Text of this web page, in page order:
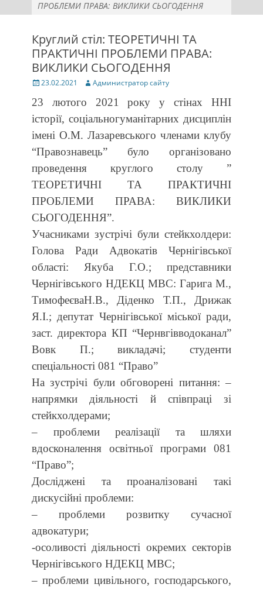
ПРОБЛЕМИ ПРАВА: ВИКЛИКИ СЬОГОДЕННЯ
Круглий стіл: ТЕОРЕТИЧНІ ТА
ПРАКТИЧНІ ПРОБЛЕМИ ПРАВА:
ВИКЛИКИ СЬОГОДЕННЯ
Posted
23.02.2021 Author
Администратор сайту
23 лютого 2021 року у стінах ННІ
історії, соціальногуманітарних дисциплін
імені О.М. Лазаревського членами клубу
“Правознавець” було організовано
проведення круглого столу ”
ТЕОРЕТИЧНІ ТА ПРАКТИЧНІ
ПРОБЛЕМИ ПРАВА: ВИКЛИКИ
СЬОГОДЕННЯ”.
Учасниками зустрічі були стейкхолдери:
Голова Ради Адвокатів Чернігівської
області: Якуба Г.О.; представники
Чернігівського НДЕКЦ МВС: Гарига М.,
ТимофеєваН.В., Діденко Т.П., Дрижак
Я.І.; депутат Чернігівської міської ради,
заст. директора КП “Чернвгівводоканал”
Вовк П.;викладачі;студенти
спеціальності 081 “Право”
На зустрічі були обговорені питання: –
напрямки діяльності й співпраці зі
стейкхолдерами;
– проблеми реалізації та шляхи
вдосконалення освітньої програми 081
“Право”;
Досліджені та проаналізовані такі
дискусійні проблеми:
– проблеми розвитку сучасної
адвокатури;
-осоливості діяльності окремих секторів
Чернігівського НДЕКЦ МВС;
– проблеми цивільного, господарського,